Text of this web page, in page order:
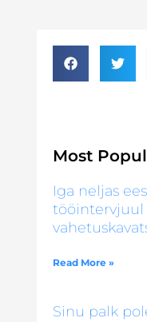
Most
Iga neljas
Read More »
Sinu palk